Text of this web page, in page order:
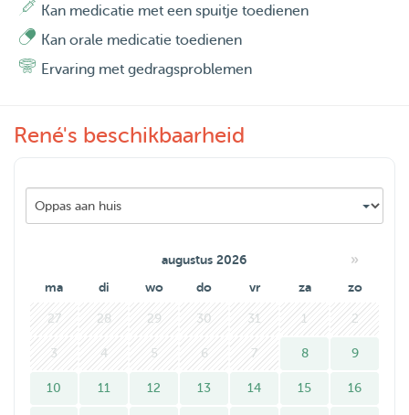
honden en houdt graag een oogje in het zeil.
gerust een berichtje, ik help je graag!
Kan medicatie met een spuitje toedienen
Kan orale medicatie toedienen
Ervaring met gedragsproblemen
René's beschikbaarheid
augustus 2026 »
ma di wo do vr za zo
27 28 29 30 31 1 2
3 4 5 6 7 8 9
10 11 12 13 14 15 16